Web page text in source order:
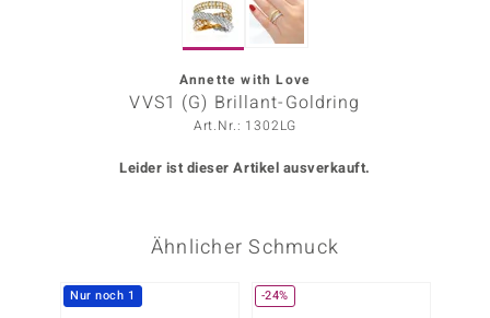
Annette with Love
VVS1 (G) Brillant-Goldring
Art.Nr.: 1302LG
Leider ist dieser Artikel ausverkauft.
Ähnlicher Schmuck
Nur noch 1 -24%